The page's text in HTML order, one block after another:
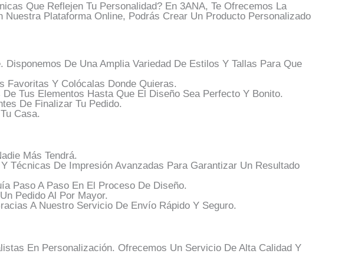
Que Reflejen Tu Personalidad? En 3ANA, Te Ofrecemos La
Plataforma Online, Podrás Crear Un Producto Personalizado
Disponemos De Una Amplia Variedad De Estilos Y Tallas Para Que
Favoritas Y Colócalas Donde Quieras.
Tus Elementos Hasta Que El Diseño Sea Perfecto Y Bonito.
De Finalizar Tu Pedido.
Casa.
Más Tendrá.
Técnicas De Impresión Avanzadas Para Garantizar Un Resultado
Paso A Paso En El Proceso De Diseño.
Pedido Al Por Mayor.
A Nuestro Servicio De Envío Rápido Y Seguro.
En Personalización. Ofrecemos Un Servicio De Alta Calidad Y